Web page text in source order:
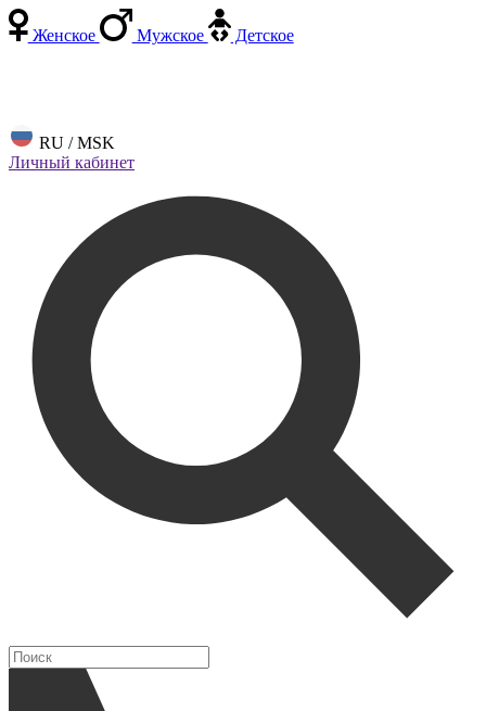
Женское Мужское Детское
RU / MSK
Личный кабинет